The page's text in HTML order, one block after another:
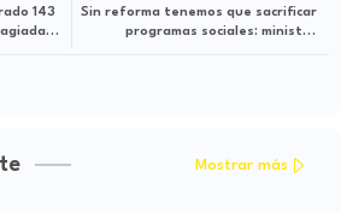
Sin reforma tenemos que sacrificar
programas sociales: ministro
143
Mostrar más